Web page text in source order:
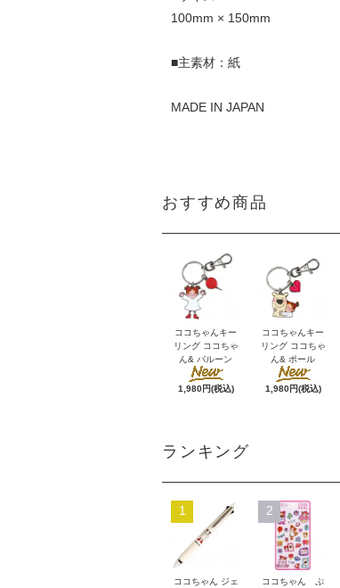
100mm × 150mm
■主素材：紙
MADE IN JAPAN
おすすめ商品
ココちゃんキー
リング ココちゃ
ん& バルーン
1,980円(税込)
ココちゃんキー
リング ココちゃ
ん& ポール
1,980円(税込)
ランキング
1
ココちゃん ジェ
2
ココちゃん ぷ